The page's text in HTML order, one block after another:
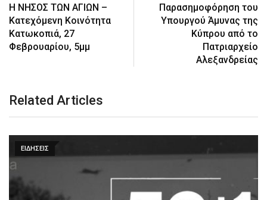
Η ΝΗΣΟΣ ΤΩΝ ΑΓΙΩΝ –
Κατεχόμενη Κοινότητα
Κατωκοπιά, 27
Φεβρουαρίου, 5μμ
Παρασημοφόρηση του
Υπουργού Άμυνας της
Κύπρου από το
Πατριαρχείο
Αλεξανδρείας
Related Articles
ΕΙΔΗΣΕΙΣ